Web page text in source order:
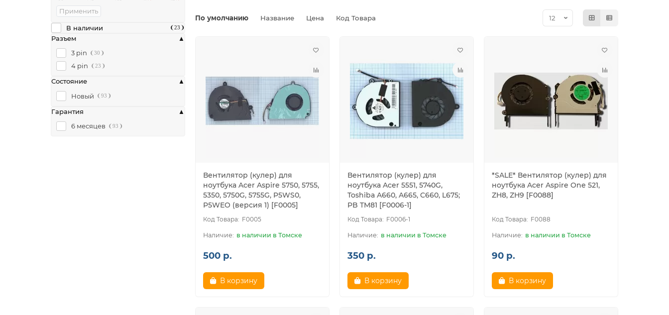
Применить
В наличии 23
Разъем
3 pin
30
4 pin 23
Состояние
Новый
93
Гарантия
6 месяцев
93
По умолчанию Название Цена Код Товара
Вентилятор (кулер) для
ноутбука Acer Aspire 5750, 5755,
5350, 5750G, 5755G, P5WS0,
P5WEO (версия 1) [F0005]
F0005
в наличии в Томске
500 р.
В корзину
Вентилятор (кулер) для
ноутбука Acer 5551, 5740G,
Toshiba A660, A665, C660, L675;
PB TM81 [F0006-1]
F0006-1
в наличии в Томске
350 р.
В корзину
*SALE* Вентилятор (кулер) для
ноутбука Acer Aspire One 521,
ZH8, ZH9 [F0088]
F0088
в наличии в Томске
90 р.
В корзину